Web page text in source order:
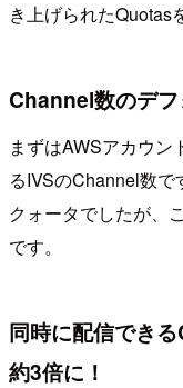
き上げられたQuotas
Channel数のデフ
まずはAWSアカウン
るIVSのChannel数で
クォータでしたが、
です。
同時に配信でき
約3倍に！